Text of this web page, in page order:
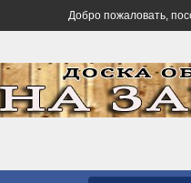
Добро пожаловать,